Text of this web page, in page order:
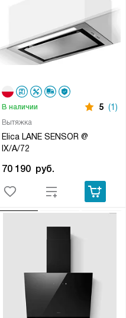
Вытяжка
Elica LANE SENSOR @
IX/A/72
В наличии 5 (1)
70 190 руб.